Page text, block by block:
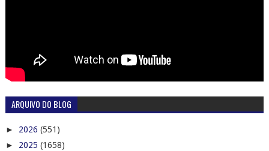
ARQUIVO DO BLOG
► 2026 (551)
► 2025 (1658)